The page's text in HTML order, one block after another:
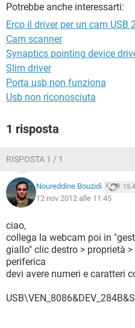
Potrebbe anche interessarti:
Erco il driver per un cam USB
Cam scanner
Synaptics pointing device
Slim driver
Porta usb non funziona
Usb non riconosciuta
1 risposta
RISPOSTA 1 / 1
Noureddine Bouzidi
12 nov 2012 alle 11:45
ciao,
collega la webcam poi in
giallo" clic destro > proprietà
periferica
devi avere numeri e caratteri